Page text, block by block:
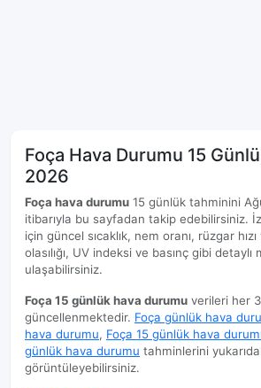
Foça Hava Durumu 15
2026
Foça hava durumu 15 günlük tahminini
itibarıyla bu sayfadan takip edebilirsiniz.
için güncel sıcaklık, nem oranı, rüzgar
olasılığı, UV indeksi ve basınç gibi
ulaşabilirsiniz.
Foça 15 günlük hava durumu verileri her
güncellenmektedir. Foça günlük hava
hava durumu, Foça 15 günlük hava
günlük hava durumu tahminlerini
görüntüleyebilirsiniz.